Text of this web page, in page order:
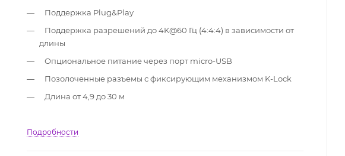
Поддержка Plug&Play
Поддержка разрешений до 4K@60 Гц (4:4:4) в зависимости от
длины
Опциональное питание через порт micro-USB
Позолоченные разъемы с фиксирующим механизмом K-Lock
Длина от 4,9 до 30 м
Подробности